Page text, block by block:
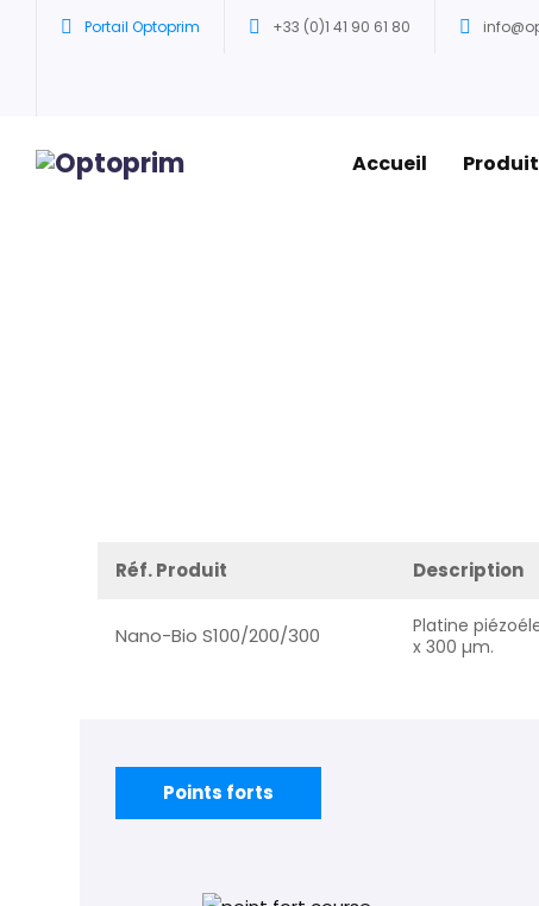
Portail Optoprim +33 (0)1 41 90 61 80
Accueil
Réf. Produit Description
Nano-Bio S100/200/300
Platine
x 300 µm.
Points forts